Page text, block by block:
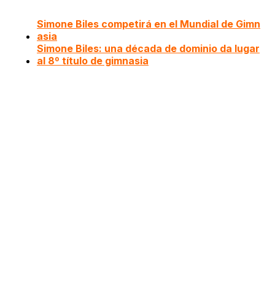
Simone Biles competirá en el Mundial de Gimn
asia
Simone Biles: una década de dominio da lugar
al 8º título de gimnasia